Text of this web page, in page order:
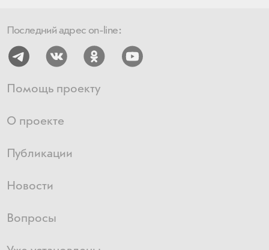
Последний адрес on-line:
Помощь проекту
О проекте
Публикации
Новости
Вопросы